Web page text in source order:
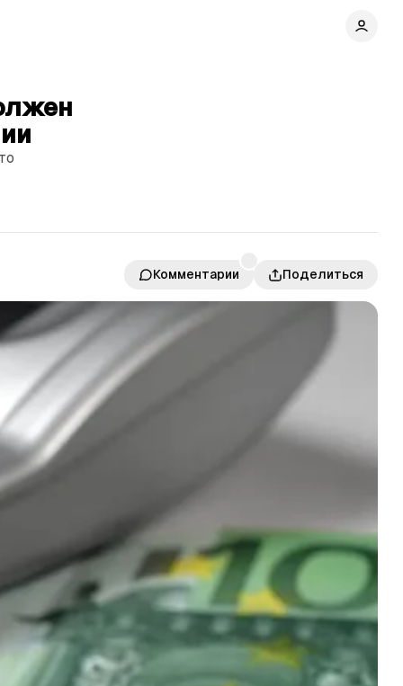
Комментарии Поделиться